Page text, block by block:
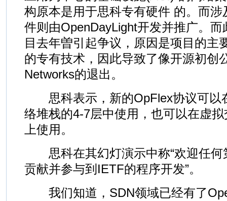
构原本是用于思科专有硬件 的。而
件则由OpenDayLight开发并推广。
目去年曽引起争议，原因是项目的主
的专有技术，因此导致了像开源初创
Networks的退出。
思科表示，新的OpFlex协议可以
络堆栈的4-7层中使用，也可以在虚
上使用。
思科在其幻灯演示中称“欢迎任何
贡献并参与到IETF的程序开发”。
我们知道，SDN领域已经有了